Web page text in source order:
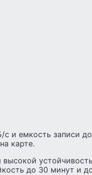
и емкость записи
карте.
высокой
до 30 минут и